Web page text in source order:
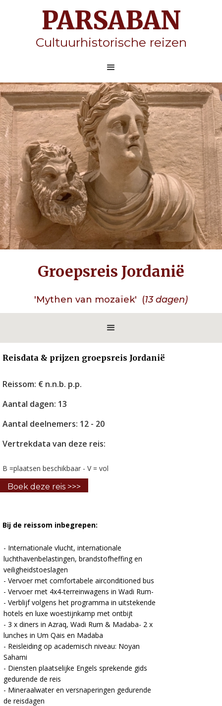
PARSABAN
Cultuurhistorische reizen
Groepsreis Jordanië
'Mythen van mozaïek' (13 dagen)
Reisdata & prijzen groepsreis Jordanië
Reissom: € n.n.b. p.p.
Aantal dagen: 13
Aantal deelnemers: 12 - 20
Vertrekdata van deze reis:
B =plaatsen beschikbaar - V = vol
Boek deze reis >>>
Bij de reissom inbegrepen:
- Internationale vlucht, internationale
luchthavenbelastingen, brandstofheffing en
veiligheidstoeslagen
- Vervoer met comfortabele airconditioned bus
- Vervoer met 4x4-terreinwagens in Wadi Rum-
- Verblijf volgens het programma in uitstekende
hotels en luxe woestijnkamp met ontbijt
- 3 x diners in Azraq, Wadi Rum & Madaba- 2 x
lunches in Um Qais en Madaba
- Reisleiding op academisch niveau: Noyan
Sahami
- Diensten plaatselijke Engels sprekende gids
gedurende de reis
- Mineraalwater en versnaperingen gedurende
de reisdagen